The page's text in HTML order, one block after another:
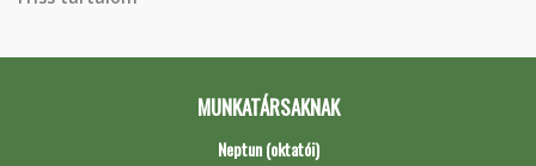
MUNKATÁRSAKNAK
Neptun (oktatói)